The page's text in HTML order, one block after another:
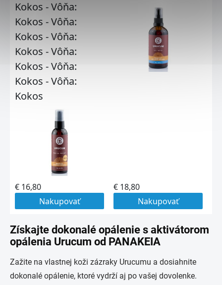
Získajte dokonalé opálenie s aktivátorom
opálenia Urucum od PANAKEIA
Zažite na vlastnej koži zázraky Urucumu a dosiahnite
dokonalé opálenie, ktoré vydrží aj po vašej dovolenke.